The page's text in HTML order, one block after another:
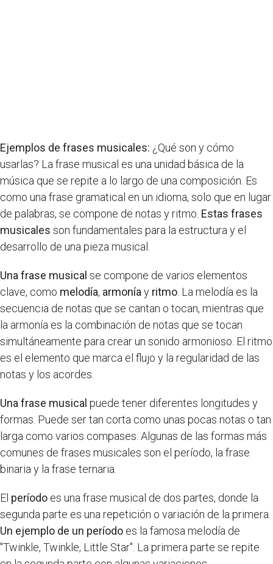
Ejemplos de frases musicales: ¿Qué son y cómo
usarlas? La frase musical es una unidad básica de la
música que se repite a lo largo de una composición. Es
como una frase gramatical en un idioma, solo que en lugar
de palabras, se compone de notas y ritmo. Estas frases
musicales son fundamentales para la estructura y el
desarrollo de una pieza musical.
Una frase musical se compone de varios elementos
clave, como melodía, armonía y ritmo . La melodía es la
secuencia de notas que se cantan o tocan, mientras que
la armonía es la combinación de notas que se tocan
simultáneamente para crear un sonido armonioso. El ritmo
es el elemento que marca el flujo y la regularidad de las
notas y los acordes.
Una frase musical puede tener diferentes longitudes y
formas. Puede ser tan corta como unas pocas notas o tan
larga como varios compases. Algunas de las formas más
comunes de frases musicales son el período, la frase
binaria y la frase ternaria.
El período es una frase musical de dos partes, donde la
segunda parte es una repetición o variación de la primera.
Un ejemplo de un período es la famosa melodía de
"Twinkle, Twinkle, Little Star". La primera parte se repite